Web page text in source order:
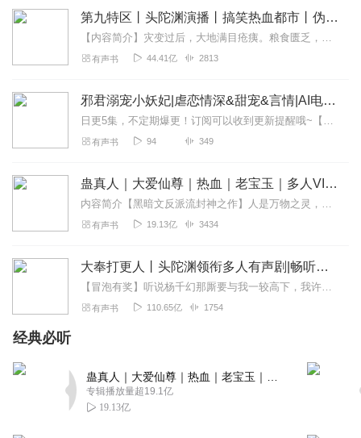
第九特区丨头陀渊演播丨搞笑热血都市丨伪戒丨VIP免费多人有声剧
【内容简介】灾变过后，大地满目疮痍。粮食匮乏，资源紧俏，局势混乱……一位从待规划区杀出来的青年，背对着漫天黄沙，孤身来到九区谋生，却不曾想偶然结识三五好友，一念...
有声书 44.41亿 2813
邪君溺宠小妖妃|虐恋情深&甜宠&言情|AI电子书
日更5集，不定期爆更！订阅可以收到更新提醒哦~【内容简介】：我那时年幼初动情，风里来雨里去为他可生可死，与皇上做交易入宫初为奴。我那时不知你喜欢我，只以为那一夜...
有声书 94 349
蛊真人｜大爱仙尊｜热血｜老宝玉｜多人VIP免费有声剧
内容简介【黑暗文反派流封神之作】人是万物之灵，蛊是天地真精。一个穿越者不断重生的故事。一个养蛊、炼蛊、用蛊的奇特世界。配音组（男角色）老宝玉旁白...
有声书 19.13亿 3434
大奉打更人丨头陀渊领衔多人有声剧|畅听全集|王鹤棣、田曦薇主演影视剧原著|卖报小郎君
【冒泡有奖】听说杨千幻那厮要与我一较高下，我许七安要开始装叉了！快进入声音播放页戳下方输入框，冒个泡偷偷告诉我，我要用哪些诗词才能胜过他？说得好的，有赏！202...
有声书 110.65亿 1754
经典必听
专辑播放量超19.1亿
19.13亿